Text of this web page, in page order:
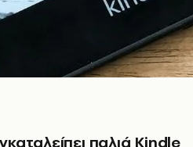
παλιά Kindle